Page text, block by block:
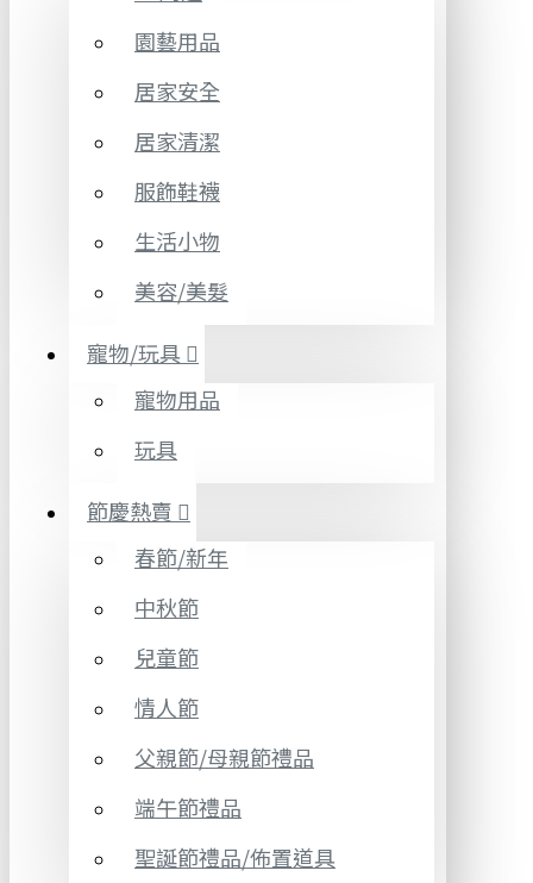
園藝用品
居家安全
居家清潔
服飾鞋襪
生活小物
美容/美髮
寵物/玩具
寵物用品
玩具
節慶熱賣
春節/新年
中秋節
兒童節
情人節
父親節/母親節禮品
端午節禮品
聖誕節禮品/佈置道具